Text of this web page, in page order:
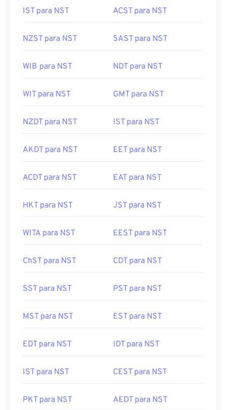
IST para NST ACST para NST
NZST para NST SAST para NST
WIB para NST NDT para NST
WIT para NST GMT para NST
NZDT para NST IST para NST
AKDT para NST EET para NST
ACDT para NST EAT para NST
HKT para NST JST para NST
WITA para NST EEST para NST
ChST para NST CDT para NST
SST para NST PST para NST
MST para NST EST para NST
EDT para NST IDT para NST
IST para NST CEST para NST
PKT para NST AEDT para NST